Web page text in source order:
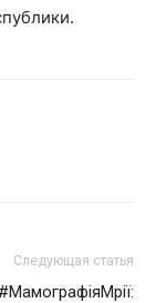
Следующая статья
#МамографіяМрії: